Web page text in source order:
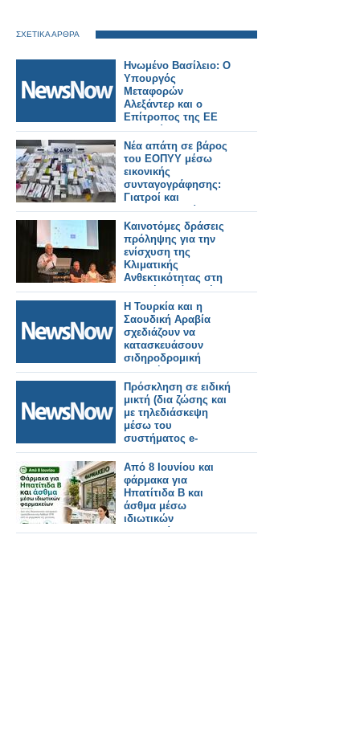
ΣΧΕΤΙΚΑ ΑΡΘΡΑ
Ηνωμένο Βασίλειο: Ο
Υπουργός
Μεταφορών
Αλεξάντερ και ο
Επίτροπος της ΕΕ
Τζιτζικώστας, θα
διασφαλίσουν την
ομαλή λειτουργία των
συνοριακών ελέγχων
μέσω του EES.
Νέα απάτη σε βάρος
του ΕΟΠΥΥ μέσω
εικονικής
συνταγογράφησης:
Γιατροί και
φαρμακοποιοί στο
κόλπο, άνω των
400.000 ευρώ η ζημιά
Καινοτόμες δράσεις
πρόληψης για την
ενίσχυση της
Κλιματικής
Ανθεκτικότητας στη
Δυτική Ελλάδα μέσω
του έργου LIFE-IP
AdaptInGR
Η Τουρκία και η
Σαουδική Αραβία
σχεδιάζουν να
κατασκευάσουν
σιδηροδρομική
γραμμή προς την
Ευρώπη μέσω
Ιορδανίας και Συρίας.
Πρόσκληση σε ειδική
μικτή (δια ζώσης και
με τηλεδιάσκεψη
μέσω του
συστήματος e-
presence.gov.gr)
συνεδρίασης του
Δημοτικού
Συμβουλίου.
Από 8 Ιουνίου και
φάρμακα για
Ηπατίτιδα Β και
άσθμα μέσω
ιδιωτικών
φαρμακείων